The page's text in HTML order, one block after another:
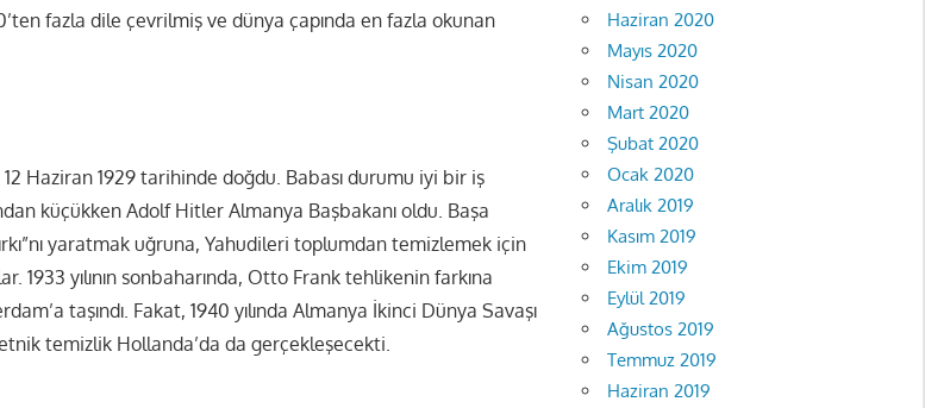
fazla dile çevrilmiş ve dünya çapında en fazla okunan
Haziran 1929 tarihinde doğdu. Babası durumu iyi bir iş
küçükken Adolf Hitler Almanya Başbakanı oldu. Başa
yaratmak uğruna, Yahudileri toplumdan temizlemek için
1933 yılının sonbaharında, Otto Frank tehlikenin farkına
taşındı. Fakat, 1940 yılında Almanya İkinci Dünya Savaşı
etnik temizlik Hollanda’da da gerçekleşecekti.
Haziran 2020
Mayıs 2020
Nisan 2020
Mart 2020
Şubat 2020
Ocak 2020
Aralık 2019
Kasım 2019
Ekim 2019
Eylül 2019
Ağustos 2019
Temmuz 2019
Haziran 2019